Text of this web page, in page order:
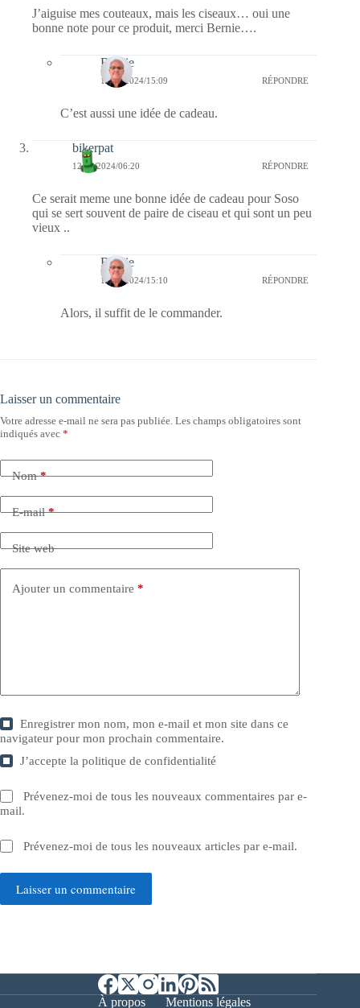
J’aiguise mes couteaux, mais les ciseaux… oui une
bonne note pour ce produit, merci Bernie….
Bernie
12/12/2024/15:09 RÉPONDRE
C’est aussi une idée de cadeau.
bikerpat
12/12/2024/06:20 RÉPONDRE
Ce serait meme une bonne idée de cadeau pour Soso
qui se sert souvent de paire de ciseau et qui sont un peu
vieux ..
Bernie
12/12/2024/15:10 RÉPONDRE
Alors, il suffit de le commander.
Laisser un commentaire
Votre adresse e-mail ne sera pas publiée. Les champs obligatoires sont
indiqués avec *
Nom*
E-mail*
Site web
Ajouter un commentaire *
Enregistrer mon nom, mon e-mail et mon site dans ce
navigateur pour mon prochain commentaire.
J’accepte lapolitique de confidentialité
Prévenez-moi de tous les nouveaux commentaires par e-
mail.
Prévenez-moi de tous les nouveaux articles par e-mail.
Laisser un commentaire
À propos Mentions légales